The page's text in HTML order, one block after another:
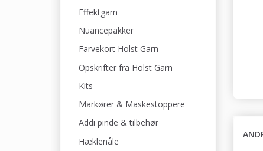
Effektgarn
Nuancepakker
Farvekort Holst Garn
Opskrifter fra Holst Garn
Kits
Markører & Maskestoppere
Addi pinde & tilbehør
Hæklenåle